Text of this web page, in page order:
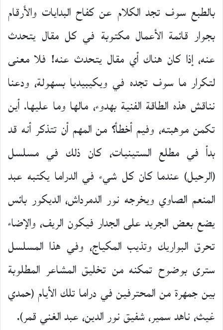
بالطبع سوف تجد الكلام عن كفاح البدايات والأرقام
بجوار قائمة الأعمال مكتوبة في كل مقال يتحدث
عنه، إذا كان هناك أي مقال يتحدث عنه! فلا معنى
لتكرار ما سوف تجده في ويكيبيديا بسهولة، ودعنا
نناقش هذه الطاقة الفنية بهدوء، مالها وما عليها. أين
تكمن موهبته، وفيم أخطأ؟ من المهم أن تتذكر أنه قد
بدأ في مطلع الستينيات، كان ذلك في مسلسل
(الرحيل) عندما كان كل شيء في الدراما يكتبه عبد
المنعم الصاوي ويخرجه نور الدمرداش، الديكور بائس
يضع بعض الجريد على الجدار فيكون الريف، والإضاء
تحرق البواريك وتذيب المكياج، وفي هذا المسلسل
سترى بوضوح تمكنه من تخليق المشاعر المطلوبة
بين جمهرة من المحترفين في دراما تلك الأيام (حمدي
غيث، ناهد سمير، شفيق نور الدين، عبد الغني قمر).